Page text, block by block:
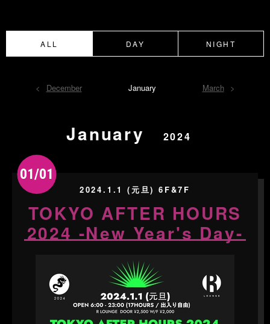
ALL DAY NIGHT
December January March
January 2024
01/01
2024.1.1 (元旦) 6F&7F
TOKYO AFTER HOURS
2024 -New Year's Day-